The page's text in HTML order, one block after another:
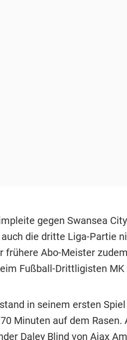
gegen Swansea
die dritte Liga-Partie
frühere Abo-Meister
Fußball-Drittligisten
in seinem ersten
70 Minuten auf dem Rasen.
Daley Blind von Ajax